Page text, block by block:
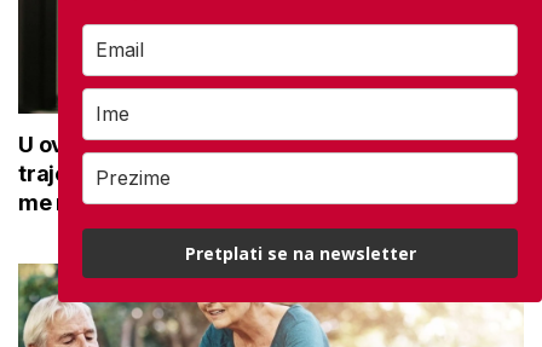
U ovoj optici rade najdetaljniji pregled vida,
traje sat vremena: Bila sam na njemu, evo što
me naučio
Pretplati se na newsletter